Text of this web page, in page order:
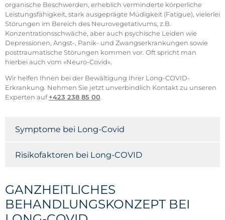
organische Beschwerden, erheblich verminderte körperliche
Leistungsfähigkeit, stark ausgeprägte Müdigkeit (Fatigue), vielerlei
Störungen im Bereich des Neurovegetativums, z.B.
Konzentrationsschwäche, aber auch psychische Leiden wie
Depressionen, Angst-, Panik- und Zwangserkrankungen sowie
posttraumatische Störungen kommen vor. Oft spricht man
hierbei auch vom «Neuro-Covid».
Wir helfen Ihnen bei der Bewältigung Ihrer Long-COVID-
Erkrankung. Nehmen Sie jetzt unverbindlich Kontakt zu unseren
Experten auf+423 238 85 00.
Symptome bei Long-Covid
Risikofaktoren bei Long-COVID
GANZHEITLICHES
BEHANDLUNGSKONZEPT BEI